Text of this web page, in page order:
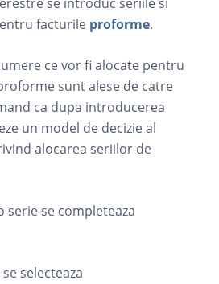
facturile proforme.
ce vor fi alocate pentru
sunt alese de catre
ca dupa introducerea
un model de decizie al
alocarea seriilor de
se completeaza
selecteaza